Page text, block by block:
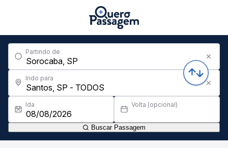
Partindo de
Indo para
Ida Volta (opcional)
Buscar Passagem